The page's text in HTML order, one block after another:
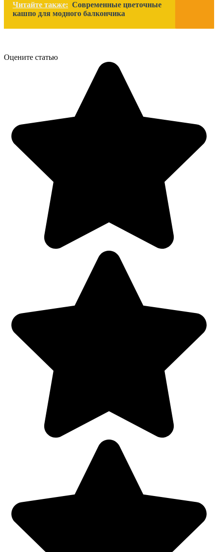
Читайте также: Современные цветочные
кашпо для модного балкончика
Оцените статью